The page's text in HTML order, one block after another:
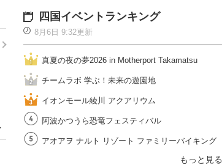
四国イベントランキング
8月6日 9:32更新
真夏の夜の夢2026 in Motherport Takamatsu
チームラボ 学ぶ！未来の遊園地
イオンモール綾川 アクアリウム
阿波かつうら恐竜フェスティバル
アオアヲ ナルト リゾート ファミリーバイキング
もっと見る